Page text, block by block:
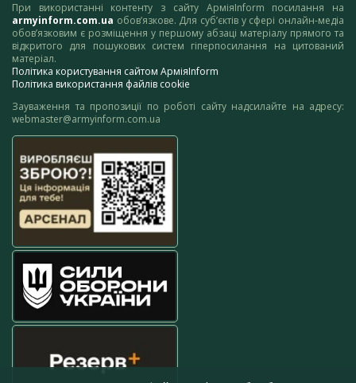
При використанні контенту з сайту АрміяInform посилання на
armyinform.com.ua обов’язкове. Для суб’єктів у сфері онлайн-медіа
обов’язковим є розміщення у першому абзаці матеріалу прямого та
відкритого для пошукових систем гіперпосилання на цитований
матеріал.
Політика користування сайтом АрміяInform
Політика використання файлів cookie
Зауваження та пропозиції по роботі сайту надсилайте на адресу:
webmaster@armyinform.com.ua